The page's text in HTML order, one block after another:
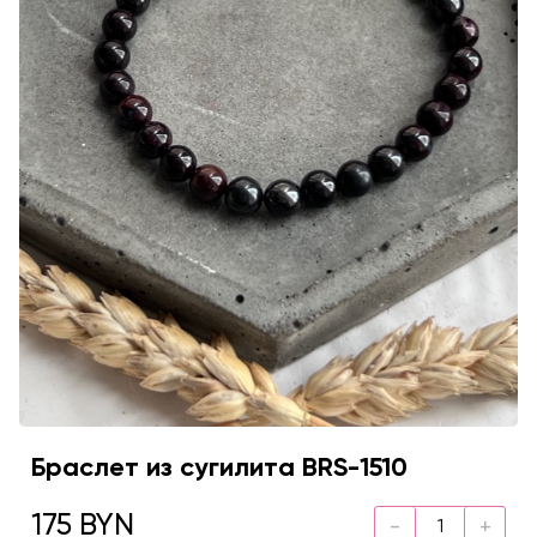
Браслет из сугилита BRS-1510
175 BYN